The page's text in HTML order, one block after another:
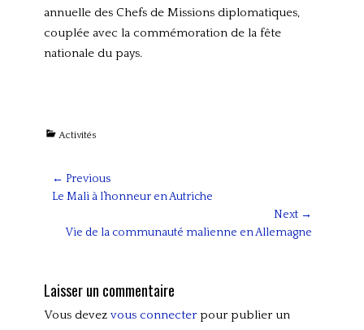
annuelle des Chefs de Missions diplomatiques,
couplée avec la commémoration de la fête
nationale du pays.
Categories
Activités
Navigation
de
l’article
← Previous
Previous
Le Mali à l’honneur en Autriche
Next →
NextVie de la communauté malienne en Allemagne
Laisser un commentaire
Vous devez vous connecterpour publier un